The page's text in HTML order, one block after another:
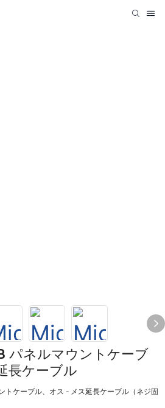
パネルマウントケーブ
長ケーブル
トケーブル、オス - メス延長ケーブル（ネジ固